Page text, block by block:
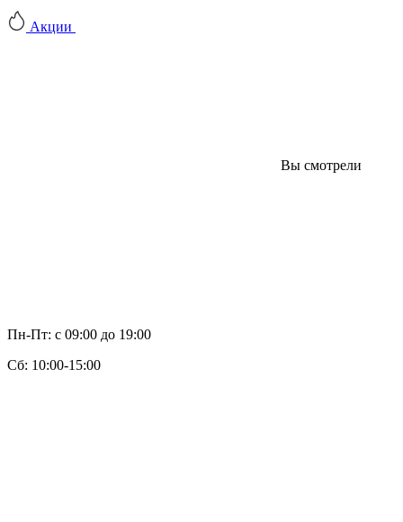
Акции
Вы смотрели
Пн-Пт: с 09:00 до 19:00
Cб: 10:00-15:00